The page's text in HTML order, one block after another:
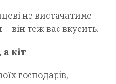
не вистачатиме
він теж вас вкусить.
кіт
господарів,